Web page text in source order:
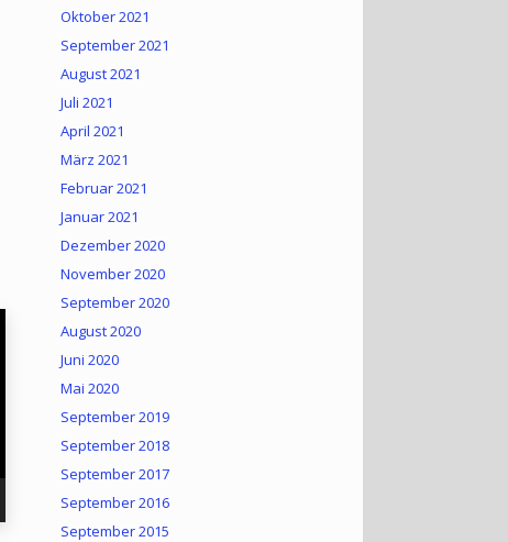
Oktober 2021
September 2021
August 2021
Juli 2021
April 2021
März 2021
Februar 2021
Januar 2021
Dezember 2020
November 2020
September 2020
August 2020
Juni 2020
Mai 2020
September 2019
September 2018
September 2017
September 2016
September 2015